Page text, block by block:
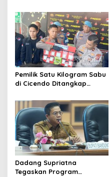
Rebranding RSUD Cibabat
Pemilik Satu Kilogram Sabu
di Cicendo Ditangkap
Dadang Supriatna
Tegaskan Program